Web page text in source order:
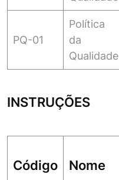
PQ-01
Política
da
Qualidade
INSTRUÇÕES
Código Nome